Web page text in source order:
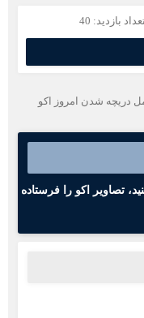
40
شدن امروز اکو
اکو را فرستاده